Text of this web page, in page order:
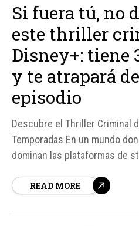
Si fuera tú, no
este thriller
Disney+: tiene
y te atrapará
episodio
Descubre el Thriller Criminal
Temporadas En un mundo
dominan las plataformas de
cada episodio. Esta serie de
READ MORE